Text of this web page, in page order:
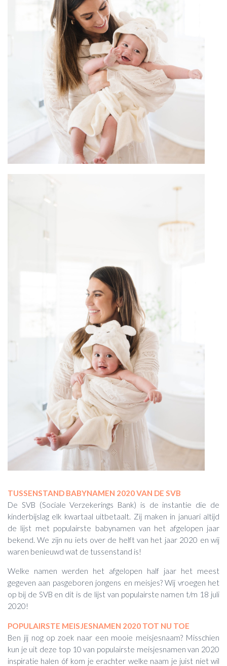
TUSSENSTAND BABYNAMEN 2020 VAN DE SVB
De SVB (Sociale Verzekerings Bank) is de instantie die de
kinderbijslag elk kwartaal uitbetaalt. Zij maken in januari altijd
de lijst met populairste babynamen van het afgelopen jaar
bekend. We zijn nu iets over de helft van het jaar 2020 en wij
waren benieuwd wat de tussenstand is!
Welke namen werden het afgelopen half jaar het meest
gegeven aan pasgeboren jongens en meisjes? Wij vroegen het
op bij de SVB en dit is de lijst van populairste namen t/m 18 juli
2020!
POPULAIRSTE MEISJESNAMEN 2020 TOT NU TOE
Ben jij nog op zoek naar een mooie meisjesnaam? Misschien
kun je uit deze top 10 van populairste meisjesnamen van 2020
inspiratie halen óf kom je erachter welke naam je juist níet wil